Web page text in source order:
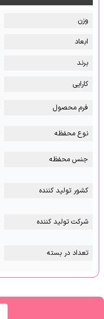
وزن
ابعاد
برند
کارایی
فرم محصول
نوع محفظه
جنس محفظه
کشور تولید کننده
شرکت تولید کننده
تعداد در بسته